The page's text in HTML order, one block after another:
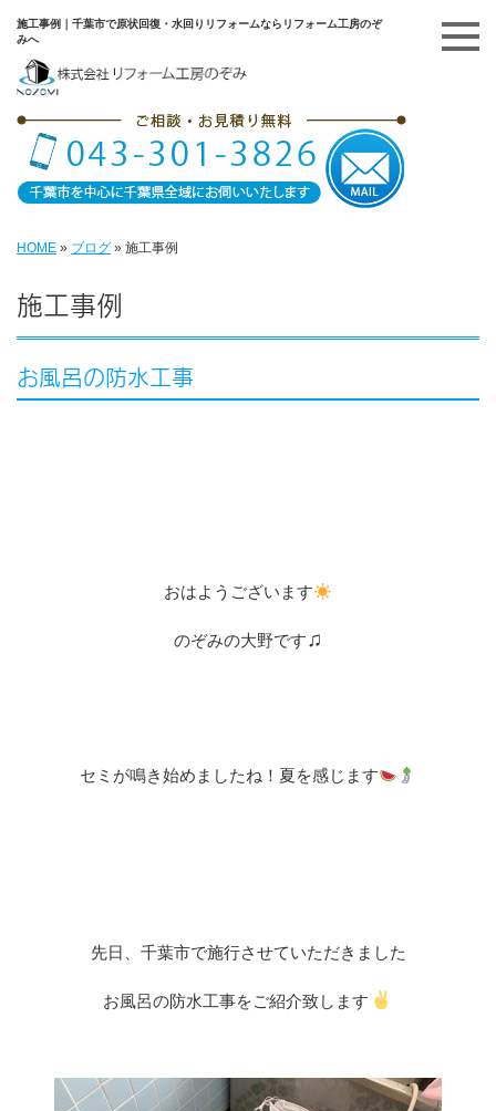
施工事例｜千葉市で原状回復・水回りリフォームならリフォーム工房のぞ
みへ
HOME » ブログ » 施工事例
施工事例
お風呂の防水工事
おはようございます
のぞみの大野です♫
セミが鳴き始めましたね！夏を感じます
先日、千葉市で施行させていただきました
お風呂の防水工事をご紹介致します